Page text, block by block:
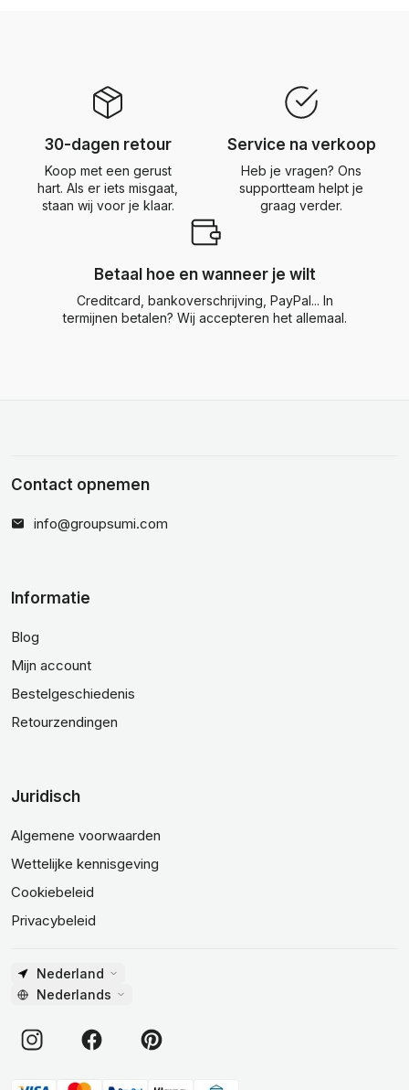
30-dagen retour
Koop met een gerust
hart. Als er iets misgaat,
staan wij voor je klaar.
Service na verkoop
Heb je vragen? Ons
supportteam helpt je
graag verder.
Betaal hoe en wanneer je wilt
Creditcard, bankoverschrijving, PayPal... In
termijnen betalen? Wij accepteren het allemaal.
Contact opnemen
info@groupsumi.com
Informatie
Blog
Mijn account
Bestelgeschiedenis
Retourzendingen
Juridisch
Algemene voorwaarden
Wettelijke kennisgeving
Cookiebeleid
Privacybeleid
Nederland
Nederlands